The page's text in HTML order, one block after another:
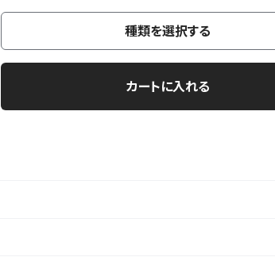
種類を選択する
カートに入れる